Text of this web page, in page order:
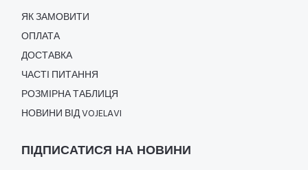
ЯК ЗАМОВИТИ
ОПЛАТА
ДОСТАВКА
ЧАСТІ ПИТАННЯ
РОЗМІРНА ТАБЛИЦЯ
НОВИНИ ВІД VOJELAVI
ПІДПИСАТИСЯ НА НОВИНИ